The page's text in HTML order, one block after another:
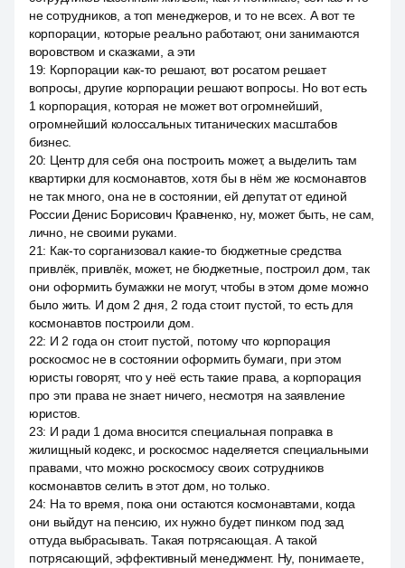
не сотрудников, а топ менеджеров, и то не всех. А вот те
корпорации, которые реально работают, они занимаются
воровством и сказками, а эти
19: Корпорации как-то решают, вот росатом решает
вопросы, другие корпорации решают вопросы. Но вот есть
1 корпорация, которая не может вот огромнейший,
огромнейший колоссальных титанических масштабов
бизнес.
20: Центр для себя она построить может, а выделить там
квартирки для космонавтов, хотя бы в нём же космонавтов
не так много, она не в состоянии, ей депутат от единой
России Денис Борисович Кравченко, ну, может быть, не сам,
лично, не своими руками.
21: Как-то сорганизовал какие-то бюджетные средства
привлёк, привлёк, может, не бюджетные, построил дом, так
они оформить бумажки не могут, чтобы в этом доме можно
было жить. И дом 2 дня, 2 года стоит пустой, то есть для
космонавтов построили дом.
22: И 2 года он стоит пустой, потому что корпорация
роскосмос не в состоянии оформить бумаги, при этом
юристы говорят, что у неё есть такие права, а корпорация
про эти права не знает ничего, несмотря на заявление
юристов.
23: И ради 1 дома вносится специальная поправка в
жилищный кодекс, и роскосмос наделяется специальными
правами, что можно роскосмосу своих сотрудников
космонавтов селить в этот дом, но только.
24: На то время, пока они остаются космонавтами, когда
они выйдут на пенсию, их нужно будет пинком под зад
оттуда выбрасывать. Такая потрясающая. А такой
потрясающий, эффективный менеджмент. Ну, понимаете,